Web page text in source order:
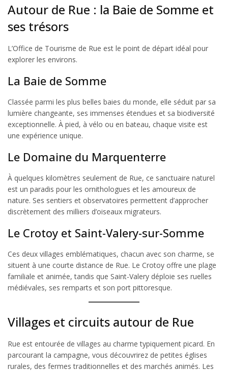
Autour de Rue : la Baie de Somme et
ses trésors
L’Office de Tourisme de Rue est le point de départ idéal pour
explorer les environs.
La Baie de Somme
Classée parmi les plus belles baies du monde, elle séduit par sa
lumière changeante, ses immenses étendues et sa biodiversité
exceptionnelle. À pied, à vélo ou en bateau, chaque visite est
une expérience unique.
Le Domaine du Marquenterre
À quelques kilomètres seulement de Rue, ce sanctuaire naturel
est un paradis pour les ornithologues et les amoureux de
nature. Ses sentiers et observatoires permettent d’approcher
discrètement des milliers d’oiseaux migrateurs.
Le Crotoy et Saint-Valery-sur-Somme
Ces deux villages emblématiques, chacun avec son charme, se
situent à une courte distance de Rue. Le Crotoy offre une plage
familiale et animée, tandis que Saint-Valery déploie ses ruelles
médiévales, ses remparts et son port pittoresque.
Villages et circuits autour de Rue
Rue est entourée de villages au charme typiquement picard. En
parcourant la campagne, vous découvrirez de petites églises
rurales, des fermes traditionnelles et des marchés animés. Les